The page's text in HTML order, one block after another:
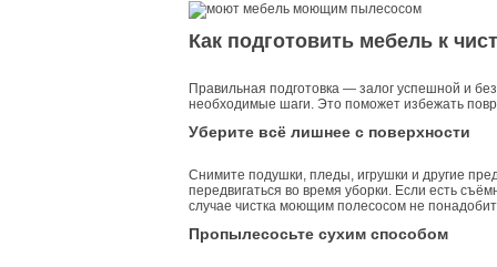
Как подготовить мебель к
Правильная подготовка — залог успешной и
необходимые шаги. Это поможет избежать
Уберите всё лишнее с поверхности
Снимите подушки, пледы, игрушки и другие
передвигаться во время уборки. Если есть
случае чистка моющим полесосом не
Пропылесосьте сухим способом